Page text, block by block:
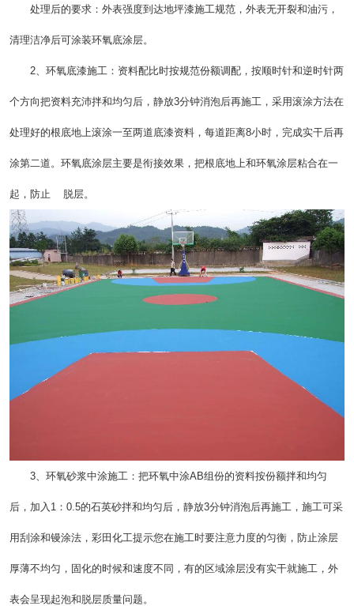
处理后的要求：外表强度到达地坪漆施工规范，外表无开裂和油污，
清理洁净后可涂装环氧底涂层。
2、环氧底漆施工：资料配比时按规范份额调配，按顺时针和逆时针两
个方向把资料充沛拌和均匀后，静放3分钟消泡后再施工，采用滚涂方法在
处理好的根底地上滚涂一至两道底漆资料，每道距离8小时，完成实干后再
涂第二道。环氧底涂层主要是衔接效果，把根底地上和环氧涂层粘合在一
起，防止 脱层。
3、环氧砂浆中涂施工：把环氧中涂AB组份的资料按份额拌和均匀
后，加入1：0.5的石英砂拌和均匀后，静放3分钟消泡后再施工，施工可采
用刮涂和镘涂法，彩田化工提示您在施工时要注意力度的匀衡，防止涂层
厚薄不均匀，固化的时候和速度不同，有的区域涂层没有实干就施工，外
表会呈现起泡和脱层质量问题。